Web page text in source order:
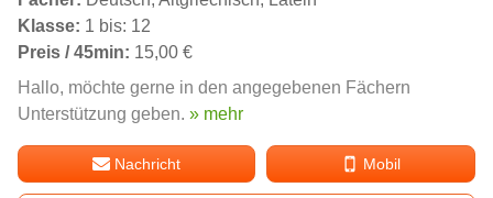
Klasse: 1 bis: 12
Preis / 45min: 15,00 €
Hallo, möchte gerne in den angegebenen Fächern
Unterstützung geben. » mehr
Nachricht Mobil